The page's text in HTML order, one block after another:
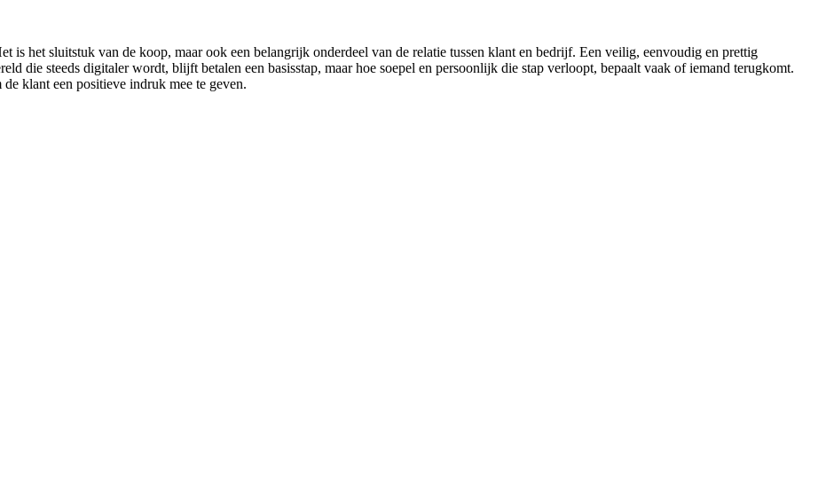
is het sluitstuk van de koop, maar ook een belangrijk onderdeel van de relatie tussen klant en bedrijf. Een veilig, eenvoudig en prettig
die steeds digitaler wordt, blijft betalen een basisstap, maar hoe soepel en persoonlijk die stap verloopt, bepaalt vaak of iemand terugkomt.
klant een positieve indruk mee te geven.